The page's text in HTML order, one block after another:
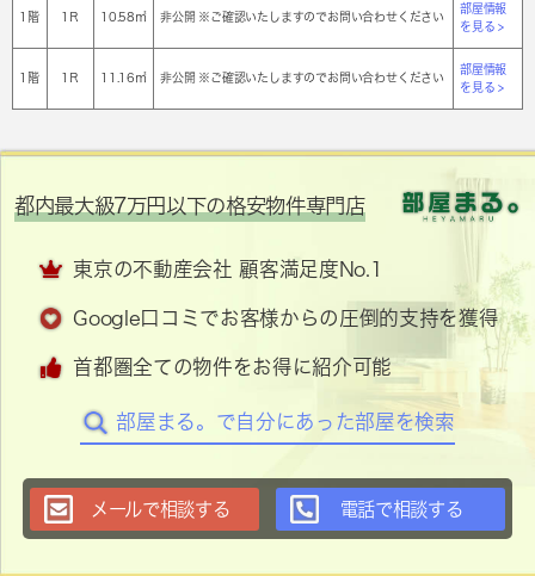
1階 1Ｒ 10.58㎡ 非公開 ※ご確認いたしますのでお問い合わせください
部屋情報
を見る >
1階 1Ｒ 11.16㎡ 非公開 ※ご確認いたしますのでお問い合わせください
部屋情報
を見る >
都内最大級7万円以下の格安物件専門店
東京の不動産会社 顧客満足度No.1
Google口コミでお客様からの圧倒的支持を獲得
首都圏全ての物件をお得に紹介可能
部屋まる。で自分にあった部屋を検索
メールで相談する 電話で相談する